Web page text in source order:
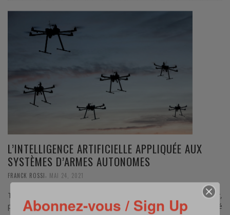
L’INTELLIGENCE ARTIFICIELLE APPLIQUÉE AUX
SYSTÈMES D’ARMES AUTONOMES
FRANCK ROSSI MAI 24, 2021
Traduction/ synthèse – Source : wired.com – En août dernier,
plusieurs dizaines de drones terrestres et aériens ont été
Abonnez-vous / Sign Up